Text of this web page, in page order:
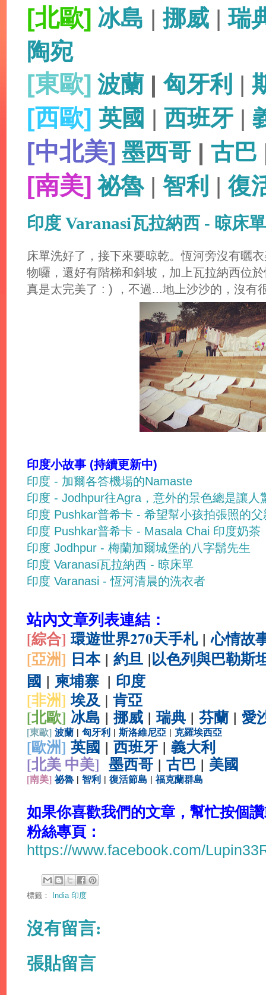
[北歐] 冰島 |挪威 |瑞
陶宛
[東歐] 波蘭 | 匈牙利 |
[西歐] 英國 | 西班牙 |
[中北美] 墨西哥 | 古巴
[南美] 祕魯| 智利 |復
印度 Varanasi瓦拉納西 - 晾床單
床單洗好了，接下來要晾乾。恆河旁沒有曬
物囉，還好有階梯和斜坡，加上瓦拉納西位
真是太完美了 : ) ，不過...地上沙沙的，沒有
印度小故事 (持續更新中)
印度 - 加爾各答機場的Namaste
印度 - Jodhpur往Agra，意外的景色總是讓人
印度 Pushkar普希卡 - 希望幫小孩拍張照的父
印度 Pushkar普希卡 - Masala Chai 印度奶茶
印度 Jodhpur - 梅蘭加爾城堡的八字鬍先生
印度 Varanasi瓦拉納西 - 晾床單
印度 Varanasi - 恆河清晨的洗衣者
站內文章列表連結：
[綜合] 環遊世界270天手札|心情故
[亞洲] 日本 | 約旦 |以色列與巴勒斯
國 | 柬埔寨 | 印度
[非洲]埃及 | 肯亞
[北歐] 冰島 | 挪威 | 瑞典 | 芬蘭 | 愛
[東歐] 波蘭 | 匈牙利 | 斯洛維尼亞 | 克羅埃西亞
[歐洲] 英國 | 西班牙 | 義大利
[北美 中美] 墨西哥 | 古巴 | 美國
[南美] 祕魯 | 智利 | 復活節島 | 福克蘭群島
如果你喜歡我們的文章，幫忙按個
粉絲專頁：
https://www.facebook.com/
標籤： India 印度
沒有留言:
張貼留言